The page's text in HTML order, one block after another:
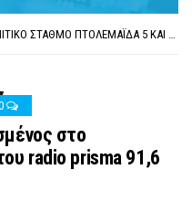
FAKE NEWS ΓΙΑ ΤΟ ΛΙΓΝΙΤΙΚΌ ΣΤΑΘΜΌ ΠΤΟΛΕΜΑΪ́ΔΑ 5 ΚΑΙ ΤΗΝ ΕΝΕΡΓΕΙΑΚΉ ΑΣΦΆΛΕΙΑ ΤΗΣ ΧΏΡΑΣ
στο
radio prisma 91,6